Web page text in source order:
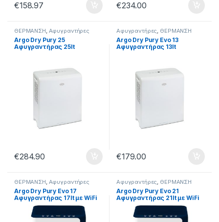
€158.97 €234.00
ΘΕΡΜΑΝΣΗ, Αφυγραντήρες
Argo Dry Pury 25
Αφυγραντήρας 25lt
€284.90
Αφυγραντήρες, ΘΕΡΜΑΝΣΗ
Argo Dry Pury Evo 13
Αφυγραντήρας 13lt
€179.00
ΘΕΡΜΑΝΣΗ, Αφυγραντήρες
Argo Dry Pury Evo 17
Αφυγραντήρας 17lt με WiFi
Αφυγραντήρες, ΘΕΡΜΑΝΣΗ
Argo Dry Pury Evo 21
Αφυγραντήρας 21lt με WiFi